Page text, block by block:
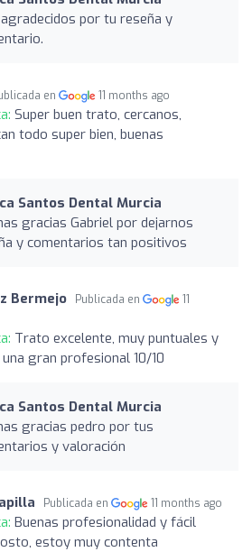
por tu reseña y
en 11 months ago
Super buen trato, cercanos,
todo super bien, buenas
Santos Dental Murcia
gracias Gabriel por dejarnos
y comentarios tan positivos
Bermejo Publicada en
11
Trato excelente, muy puntuales y
gran profesional 10/10
Santos Dental Murcia
gracias pedro por tus
y valoración
Publicada en 11 months ago
Buenas profesionalidad y fácil
estoy muy contenta